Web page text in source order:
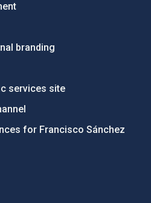
branding
services site
for Francisco Sánchez